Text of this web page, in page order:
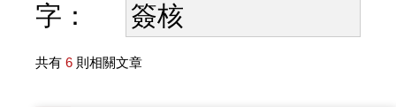
字：
簽核
共有 6 則相關文章